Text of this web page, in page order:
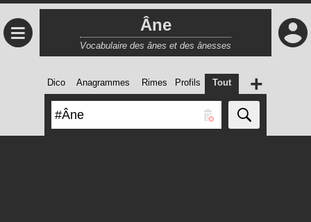
≡ Âne
Vocabulaire des ânes et des ânesses
Dico Anagrammes Rimes Profils Tout +